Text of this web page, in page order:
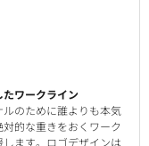
ワークライン
のために誰よりも本気
的な重きをおくワーク
ます。ロゴデザインは